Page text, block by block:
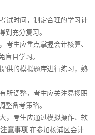
试时间，制定合理的学习计
到充分复习。
考生应重点掌握会计核算、
盲目学习。
供的模拟题库进行练习，熟
所调整，考生应关注易搜职
整备考策略。
，考生应通过模拟操作、软
意事项 在参加杨浦区会计